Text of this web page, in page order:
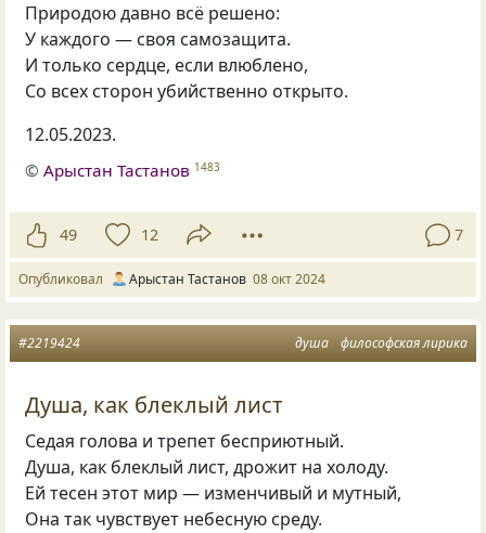
Природою давно всё решено:
У каждого — своя самозащита.
И только сердце, если влюблено,
Со всех сторон убийственно открыто.
12.05.2023.
©Арыстан Тастанов 1483
49 12 7
Опубликовал Арыстан Тастанов 08 окт 2024
душа философская лирика
#2219424
Душа, как блеклый лист
Седая голова и трепет бесприютный.
Душа, как блеклый лист, дрожит на холоду.
Ей тесен этот мир — изменчивый и мутный,
Она так чувствует небесную среду.